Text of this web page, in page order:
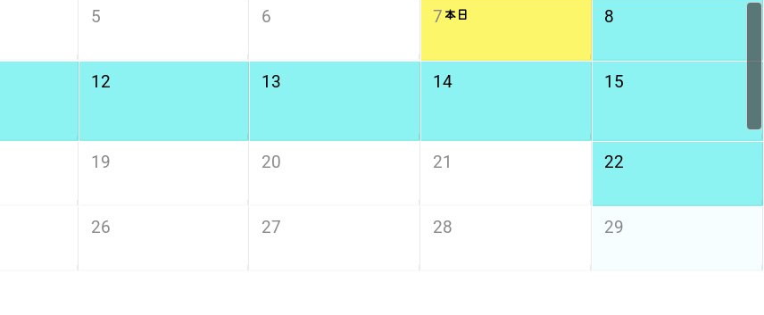
5 6 7 本日 8
12 13 14 15
19 20 21 22
26 27 28 29